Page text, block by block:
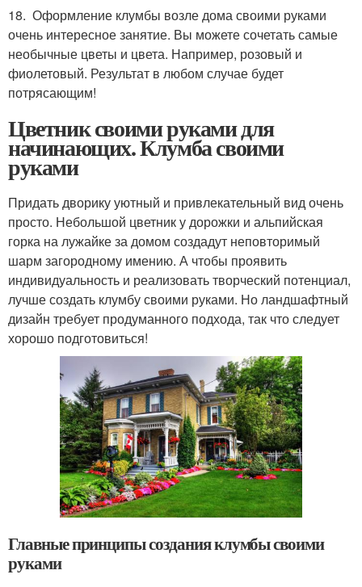
18. Оформление клумбы возле дома своими руками
очень интересное занятие. Вы можете сочетать самые
необычные цветы и цвета. Например, розовый и
фиолетовый. Результат в любом случае будет
потрясающим!
Цветник своими руками для
начинающих. Клумба своими
руками
Придать дворику уютный и привлекательный вид очень
просто. Небольшой цветник у дорожки и альпийская
горка на лужайке за домом создадут неповторимый
шарм загородному имению. А чтобы проявить
индивидуальность и реализовать творческий потенциал,
лучше создать клумбу своими руками. Но ландшафтный
дизайн требует продуманного подхода, так что следует
хорошо подготовиться!
Главные принципы создания клумбы своими
руками